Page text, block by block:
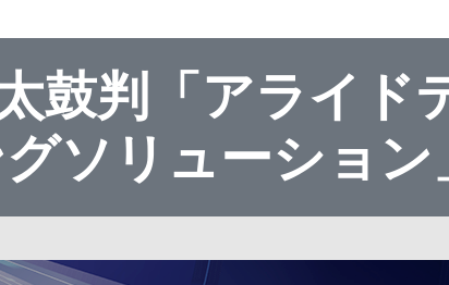
鼓判「アライド
ソリューション